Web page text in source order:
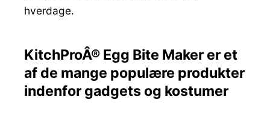
hverdage.
KitchProÂ® Egg Bite Maker er et
af de mange populære produkter
indenfor gadgets og kostumer